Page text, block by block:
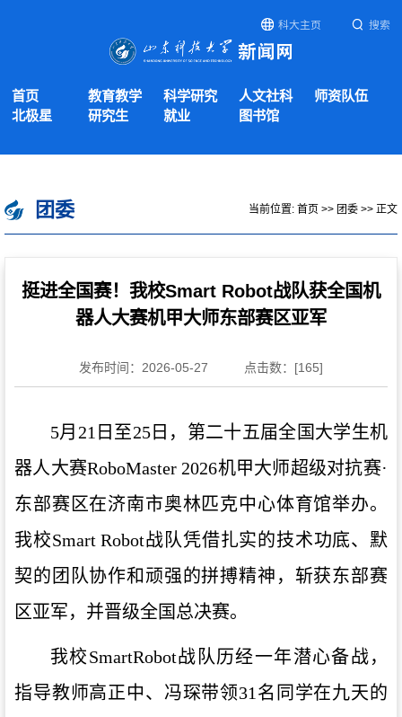
科大主页 搜索
首页 教育教学 科学研究 人文社科
师资队伍
北极星
研究生 就业 图书馆
团委 当前位置: 首页 >> 团委 >> 正文
挺进全国赛！我校Smart Robot战队获全国机
器人大赛机甲大师东部赛区亚军
发布时间：2026-05-27 点击数：[165]
5月21日至25日，第二十五届全国大学生机
器人大赛RoboMaster 2026机甲大师超级对抗赛·
东部赛区在济南市奥林匹克中心体育馆举办。
我校Smart Robot战队凭借扎实的技术功底、默
契的团队协作和顽强的拼搏精神，斩获东部赛
区亚军，并晋级全国总决赛。
我校SmartRobot战队历经一年潜心备战，
指导教师高正中、冯琛带领31 名同学在九天的